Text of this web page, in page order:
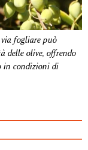
fogliare può
delle olive, offrendo
in condizioni di